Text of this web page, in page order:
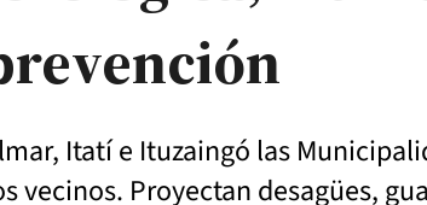
Itatí e Ituzaingó las
Proyectan desagües,